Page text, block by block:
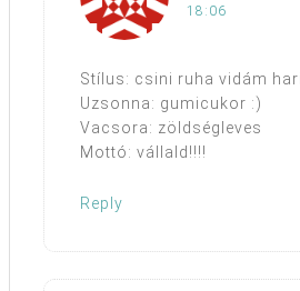
18:06
Stílus: csini ruha vidám
Uzsonna: gumicukor :)
Vacsora: zöldségleves
Mottó: vállald!!!!
Reply